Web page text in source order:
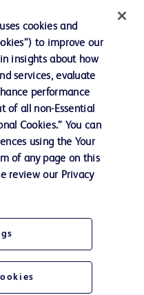
de BD sont des marques
Toutes les autres
cookies and
to improve our
insights about how
services, evaluate
performance
of all non-Essential
Cookies.” You can
using the Your
of any page on this
review our Privacy